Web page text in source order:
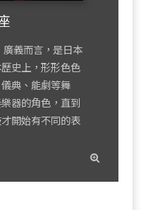
廣義而言，是日本
史上，形形色色
典、能劇等舞
器的角色，直到
開始有不同的表